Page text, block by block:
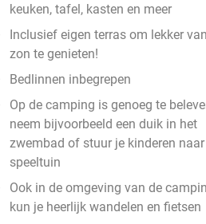
keuken, tafel, kasten en meer
Inclusief eigen terras om lekker
zon te genieten!
Bedlinnen inbegrepen
Op de camping is genoeg te
neem bijvoorbeeld een duik in het
zwembad of stuur je kinderen
speeltuin
Ook in de omgeving van de
kun je heerlijk wandelen en fietsen